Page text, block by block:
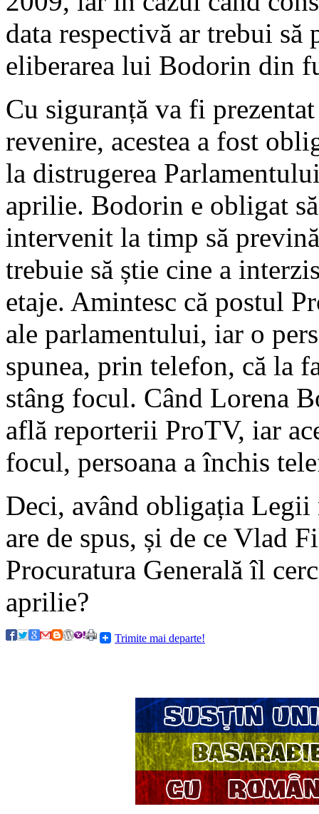
data respectivă ar trebui
eliberarea lui Bodorin din
Cu siguranță va fi
revenire, acestea a fost
la distrugerea
aprilie. Bodorin e obligat
intervenit la timp să
trebuie să știe cine a
etaje. Amintesc că postul
ale parlamentului, iar o
spunea, prin telefon, că la
stâng focul. Când Lorena
află reporterii ProTV, iar
focul, persoana a închis
Deci, având obligația
are de spus, și de ce Vlad
Procuratura Generală îl
aprilie?
Trimite mai departe!